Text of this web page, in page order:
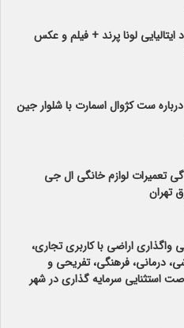
لونا پرند + فیلم و عکس
ست کژوال اسمارت با شلوار جین
تعمیرات لوازم خانگی ال جی
تهران
واگذاری اراضی با کاربری تجاری،
درمانی، فرهنگی، تفریحی و
استثنایی سرمایه گذاری در شهر